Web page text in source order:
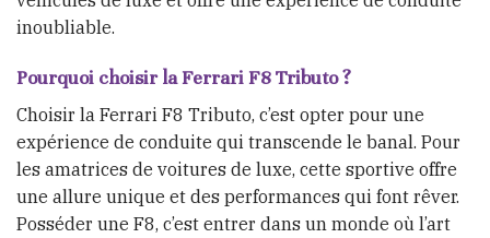
inoubliable.
Pourquoi choisir la Ferrari F8 Tributo ?
Choisir la Ferrari F8 Tributo, c’est opter pour une
expérience de conduite qui transcende le banal. Pour
les amatrices de voitures de luxe, cette sportive offre
une allure unique et des performances qui font rêver.
Posséder une F8, c’est entrer dans un monde où l’art